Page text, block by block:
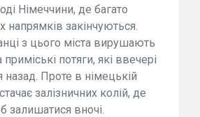
Німеччини, де багато
напрямків закінчуються.
з цього міста вирушають
приміські потяги, які ввечері
назад. Проте в німецькій
залізничних колій, де
залишатися вночі.